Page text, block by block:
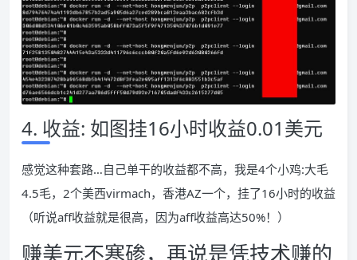
4. 收益: 如图挂16小时收益0.01美元
感觉这种套路…自己单干的收益都不高，我是4个小鸡:大毛
4.5毛，2个美西virmach，香港AZ一个，挂了16小时的收益
（听说aff收益就是很高，因为aff收益高达50%！）
赚美元不寒碜，再说是凭技术赚的